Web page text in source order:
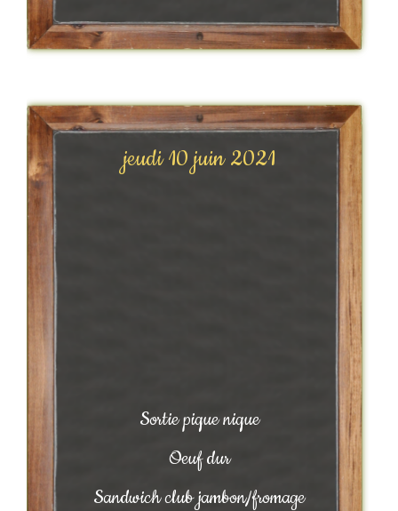
jeudi 10 juin 2021
Sortie pique nique
Oeuf dur
Sandwich club jambon/fromage